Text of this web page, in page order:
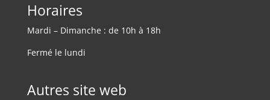
Horaires
Mardi – Dimanche : de 10h à 18h
Fermé le lundi
Autres site web